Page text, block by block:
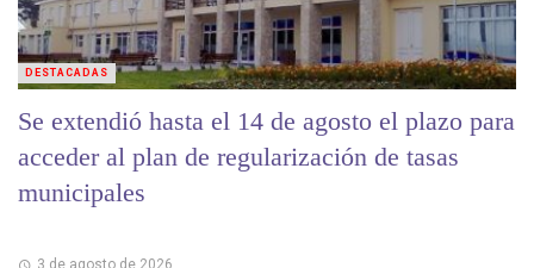
Se extendió hasta el 14 de agosto el plazo para
acceder al plan de regularización de tasas
municipales
3 de agosto de 2026
DESTACADAS